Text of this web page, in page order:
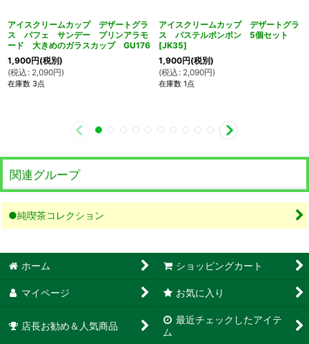
アイスクリームカップ デザートグラ
ス パフェ サンデー プリンアラモ
ード 大きめのガラスカップ GU176
1,900円(税別)
(税込 : 2,090円)
在庫数 3点
アイスクリームカップ デザートグラ
ス パステルポンポン 5個セット
[JK35]
1,900円(税別)
(税込 : 2,090円)
在庫数 1点
関連グループ
●純喫茶コレクション
ホーム ショッピングカート
マイページ お気に入り
店長お勧め＆人気商品
最近チェックしたアイテ
ム